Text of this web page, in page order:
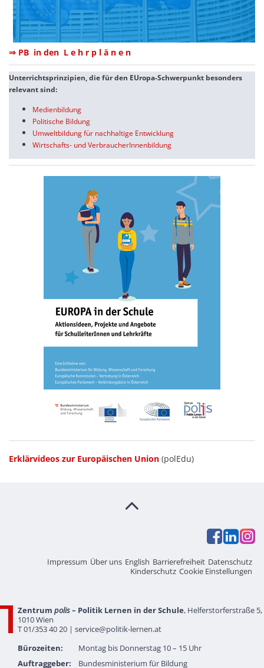
⇒ PB in den L e h r p l ä n e n
Unterrichtsprinzipien, die für den EUropa-Schwerpunkt besonders
relevant sind:
Medienbildung
Politische Bildung
Umweltbildung für nachhaltige Entwicklung
Wirtschafts- und VerbraucherInnenbildung
Erklärvideos zur Europäischen Union (polEdu)
Impressum Über uns English Barrierefreiheit Datenschutz
Kinderschutz Cookie Einstellungen
Zentrum polis– Politik Lernen in der Schule, Helferstorferstraße 5,
1010 Wien
T 01/353 40 20 | service@politik-lernen.at
Bürozeiten:
Montag bis Donnerstag 10 – 15 Uhr
Auftraggeber:
Bundesministerium für Bildung